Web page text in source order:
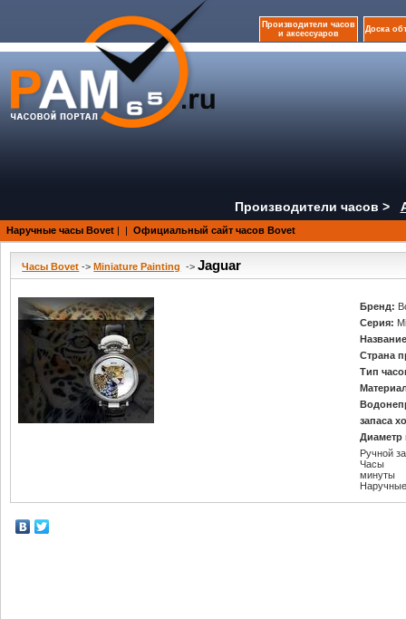
Производители часов
и аксессуаров
Доска
Производители часов >
Наручные часы Bovet | | Официальный сайт часов Bovet
Часы Bovet -> Miniature Painting ->Jaguar
Бренд:
Серия:
Страна
Тип
запаса
Диаметр
Ручной
Часы
минуты